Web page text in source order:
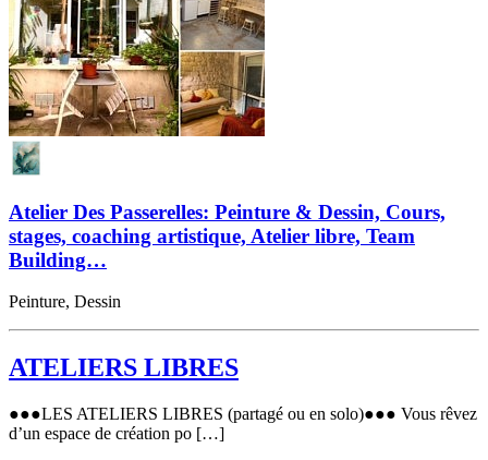
Atelier Des Passerelles: Peinture & Dessin, Cours,
stages, coaching artistique, Atelier libre, Team
Building…
Peinture, Dessin
ATELIERS LIBRES
●●●LES ATELIERS LIBRES (partagé ou en solo)●●● Vous rêvez
d’un espace de création po […]